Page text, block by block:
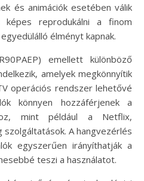
és animációk esetében válik
képes reprodukálni a finom
élményt kapnak.
emellett különböző
amelyek megkönnyítik
operációs rendszer lehetővé
könnyen hozzáférjenek a
mint például a Netflix,
A hangvezérlés
egyszerűen irányíthatják a
teszi a használatot.